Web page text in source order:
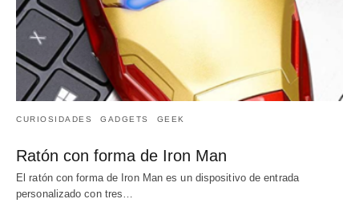
CURIOSIDADES GADGETS GEEK
Ratón con forma de Iron Man
El ratón con forma de Iron Man es un dispositivo de entrada
personalizado con tres…